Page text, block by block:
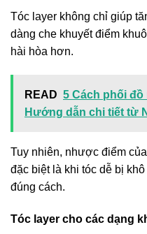
Tóc layer không chỉ giúp
dàng che khuyết điểm
hài hòa hơn.
READ 5 Cách phối
Hướng dẫn chi tiết từ
Tuy nhiên, nhược điểm
đặc biệt là khi tóc dễ bị
đúng cách.
Tóc layer cho các dạng